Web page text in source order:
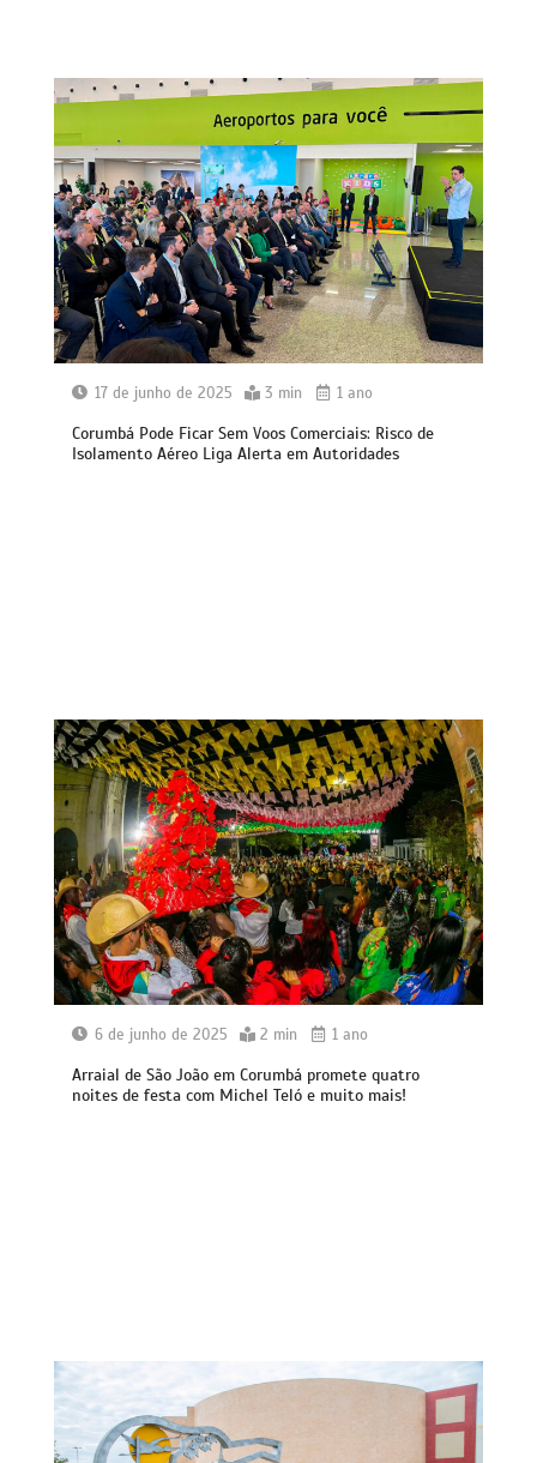
17 de junho de 2025 3 min 1 ano
Corumbá Pode Ficar Sem Voos Comerciais: Risco de
Isolamento Aéreo Liga Alerta em Autoridades
6 de junho de 2025 2 min 1 ano
Arraial de São João em Corumbá promete quatro
noites de festa com Michel Teló e muito mais!